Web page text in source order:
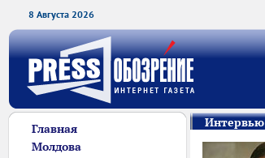
8 Августа 2026
Главная
Молдова
Интервью